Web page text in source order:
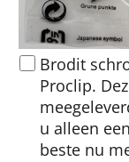
Brodit
Proclip.
u alleen
beste nu